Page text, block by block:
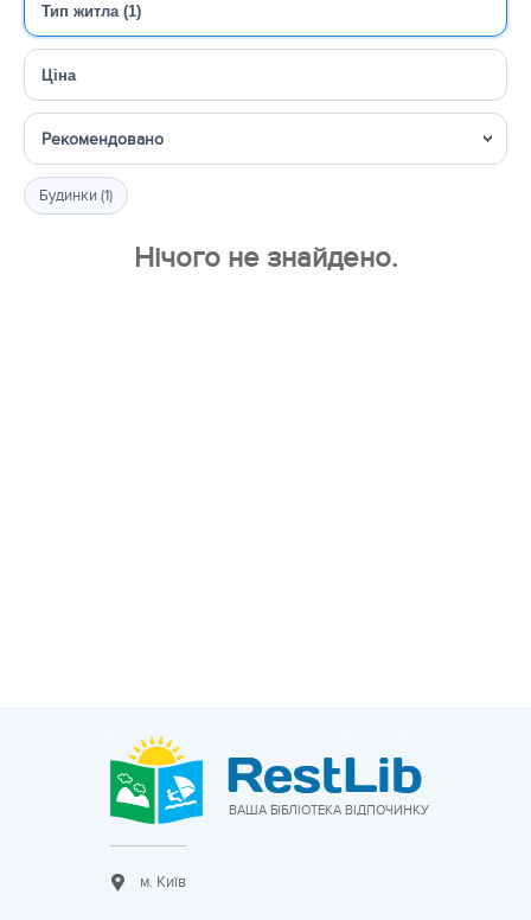
Тип житла (1)
Ціна
Сортувати
Будинки (1)
Нічого не знайдено.
ВАША БІБЛІОТЕКА ВІДПОЧИНКУ
м. Київ